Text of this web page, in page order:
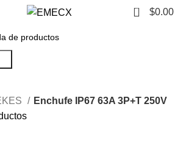
0 $0.00
Enchufe IP67 63A 3P+T 250V